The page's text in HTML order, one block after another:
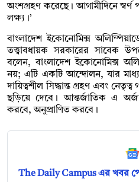
অংশগ্রহণ করেছে। আগামীদিনে
লক্ষ্য।’
বাংলাদেশ ইকোনোমিক্স
তত্ত্বাবধায়ক সরকারের সাবেক
বলেন, বাংলাদেশ ইকোনোমিক্স
নয়; এটি একটি আন্দোলন, যার
দায়িত্বশীল সিদ্ধান্ত গ্রহণ এবং
ছড়িয়ে দেবে। আন্তর্জাতিক এ
করবে, অনুপ্রাণিত করবে।
The Daily Campus এর খবর